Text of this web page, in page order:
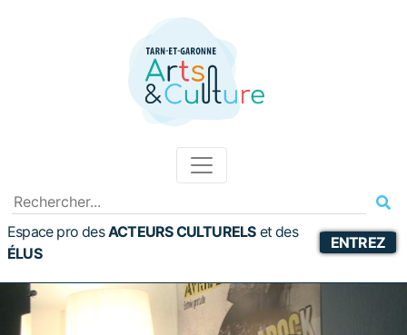
Espace pro desACTEURS CULTURELS etdes
ÉLUS
ENTREZ